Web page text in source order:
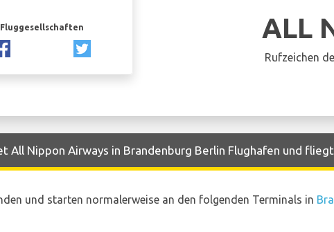
ALL
Rufzeichen
All Nippon Airways in Brandenburg Berlin Flughafen und
und starten normalerweise an den folgenden Terminals in